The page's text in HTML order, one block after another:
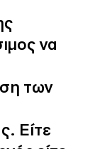
να
των
Είτε